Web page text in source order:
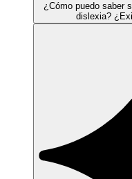
¿Cómo puedo saber
dislexia?